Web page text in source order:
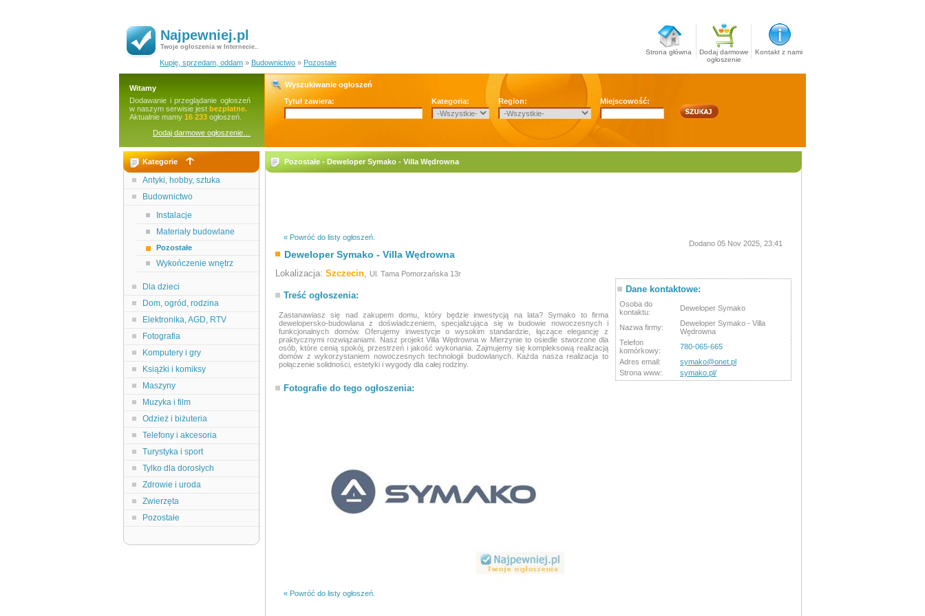
Najpewniej.pl
Twoje ogłoszenia w Internecie..
Strona główna
Dodaj darmowe
ogłoszenie
Kontakt z nami
Kupię, sprzedam, oddam » Budownictwo » Pozostałe
Witamy
Dodawanie i przeglądanie ogłoszeń
w naszym serwisie jest bezpłatne.
Aktualnie mamy 16 233 ogłoszeń.
Dodaj darmowe ogłoszenie…
Wyszukiwanie ogłoszeń
Tytuł zawiera:
Kategoria: Region: Miejscowość:
Kategorie
Antyki, hobby, sztuka
Budownictwo
Instalacje
Materiały budowlane
Pozostałe
Wykończenie wnętrz
Dla dzieci
Dom, ogród, rodzina
Elektronika, AGD, RTV
Fotografia
Komputery i gry
Książki i komiksy
Maszyny
Muzyka i film
Odzież i biżuteria
Telefony i akcesoria
Turystyka i sport
Tylko dla dorosłych
Zdrowie i uroda
Zwierzęta
Pozostałe
Pozostałe - Deweloper Symako - Villa Wędrowna
« Powróć do listy ogłoszeń.
Deweloper Symako - Villa Wędrowna
Dodano 05 Nov 2025, 23:41
Lokalizacja: Szczecin, Ul. Tama Pomorzańska 13r
Dane kontaktowe:
Osoba do
kontaktu:
Deweloper Symako
Nazwa firmy:
Deweloper Symako - Villa
Wędrowna
Telefon
komórkowy:
780-065-665
Adres email:
symako@onet.pl
Strona www:
symako.pl/
Treść ogłoszenia:
Zastanawiasz się nad zakupem domu, który będzie inwestycją na lata? Symako to firma
dewelopersko-budowlana z doświadczeniem, specjalizująca się w budowie nowoczesnych i
funkcjonalnych domów. Oferujemy inwestycje o wysokim standardzie, łączące elegancję z
praktycznymi rozwiązaniami. Nasz projekt Villa Wędrowna w Mierzynie to osiedle stworzone dla
osób, które cenią spokój, przestrzeń i jakość wykonania. Zajmujemy się kompleksową realizacją
domów z wykorzystaniem nowoczesnych technologii budowlanych. Każda nasza realizacja to
połączenie solidności, estetyki i wygody dla całej rodziny.
Fotografie do tego ogłoszenia:
« Powróć do listy ogłoszeń.